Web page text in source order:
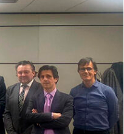
Barcelonès